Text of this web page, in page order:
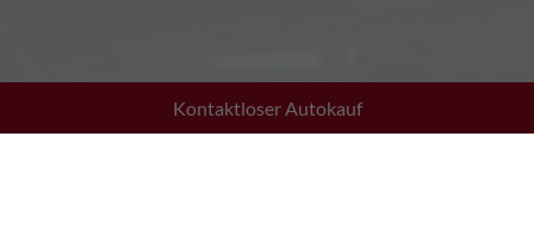
Kontaktloser Autokauf